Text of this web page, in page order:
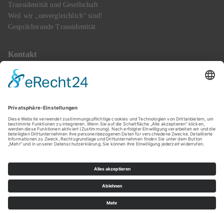
Transidentität und Gesellschaft
Weil wir „unvergleichlich“ sind!
Gesprächsrunde Transidentität
Kontakt
Mobil: 0172 2836620
Termine gerne nach Verabredung
Copyright © 2023Transgender Happiness. Powered by Zakra und
Bodenröder Text & PR
Jakob